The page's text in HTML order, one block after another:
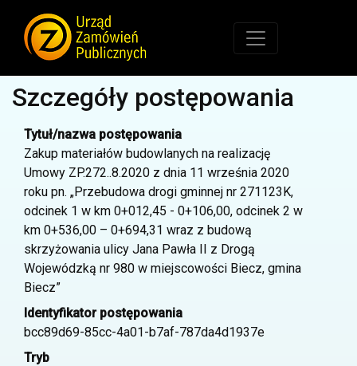
Szczegóły postępowania
Tytuł/nazwa postępowania
Zakup materiałów budowlanych na realizację
Umowy ZP.272..8.2020 z dnia 11 września 2020
roku pn. „Przebudowa drogi gminnej nr 271123K,
odcinek 1 w km 0+012,45 - 0+106,00, odcinek 2 w
km 0+536,00 – 0+694,31 wraz z budową
skrzyżowania ulicy Jana Pawła II z Drogą
Wojewódzką nr 980 w miejscowości Biecz, gmina
Biecz”
Identyfikator postępowania
bcc89d69-85cc-4a01-b7af-787da4d1937e
Tryb